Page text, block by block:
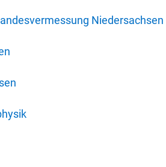
Niedersachsen